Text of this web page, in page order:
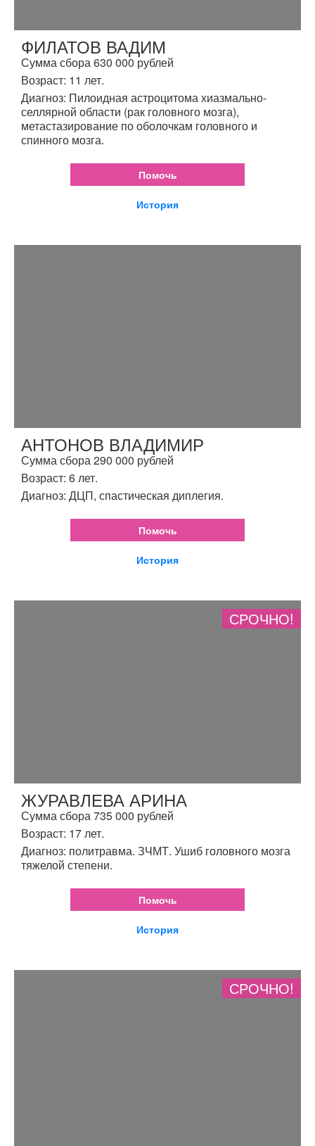
ФИЛАТОВ ВАДИМ
Сумма сбора 630 000 рублей
Возраст: 11 лет.
Диагноз: Пилоидная астроцитома хиазмально-
селлярной области (рак головного мозга),
метастазирование по оболочкам головного и
спинного мозга.
Помочь
История
АНТОНОВ ВЛАДИМИР
Сумма сбора 290 000 рублей
Возраст: 6 лет.
Диагноз: ДЦП, спастическая диплегия.
Помочь
История
СРОЧНО!
ЖУРАВЛЕВА АРИНА
Сумма сбора 735 000 рублей
Возраст: 17 лет.
Диагноз: политравма. ЗЧМТ. Ушиб головного мозга
тяжелой степени.
Помочь
История
СРОЧНО!